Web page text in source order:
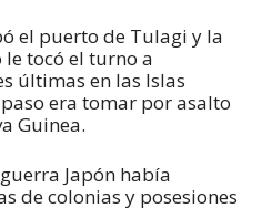
el puerto de Tulagi y la
tocó el turno a
últimas en las Islas
era tomar por asalto
Guinea.
Japón había
de colonias y posesiones